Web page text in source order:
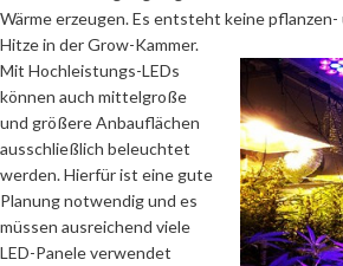
Wärme erzeugen. Es entsteht keine
Hitze in der Grow-Kammer.
Mit Hochleistungs-LEDs
können auch mittelgroße
und größere Anbauflächen
ausschließlich beleuchtet
werden. Hierfür ist eine gute
Planung notwendig und es
müssen ausreichend viele
LED-Panele verwendet